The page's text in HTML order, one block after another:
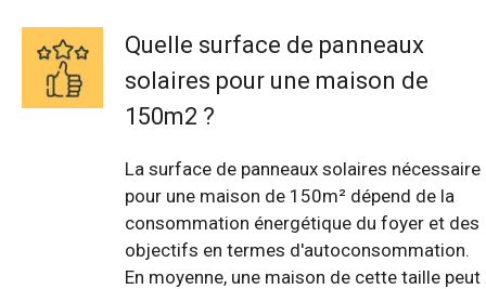
Quelle surface de panneaux
solaires pour une maison de
150m2 ?
La surface de panneaux solaires nécessaire
pour une maison de 150m² dépend de la
consommation énergétique du foyer et des
objectifs en termes d'autoconsommation.
En moyenne, une maison de cette taille peut